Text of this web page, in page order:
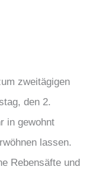
zweitägigen
den 2.
in gewohnt
lassen.
Rebensäfte und